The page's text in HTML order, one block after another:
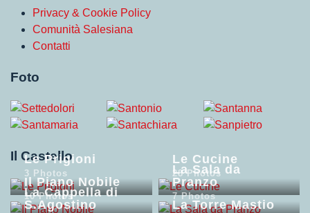
Privacy & Cookie Policy
Comunità Salesiana
Contatti
Foto
Il Castello
Le Prigioni
3 Photos
Le Cucine
28 Photos
Il Piano Nobile
10 Photos
La Sala da
Pranzo
7 Photos
La Cappella di
S.Agostino
La Torre Mastio